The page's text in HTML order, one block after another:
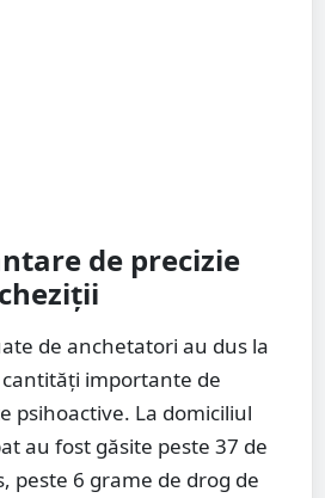
de precizie
de anchetatori au dus la
importante de
psihoactive. La domiciliul
au fost găsite peste 37 de
peste 6 grame de drog de